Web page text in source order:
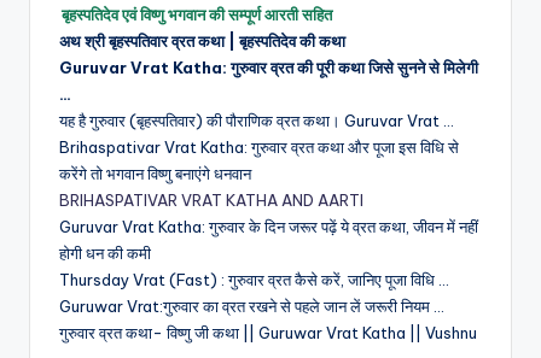
बृहस्पतिदेव एवं विष्णु भगवान की सम्पूर्ण आरती सहित
अथ श्री बृहस्पतिवार व्रत कथा | बृहस्पतिदेव की कथा
Guruvar Vrat Katha: गुरुवार व्रत की पूरी कथा जिसे सुनने से मिलेगी
…
यह है गुरुवार (बृहस्पतिवार) की पौराणिक व्रत कथा। Guruvar Vrat …
Brihaspativar Vrat Katha: गुरुवार व्रत कथा और पूजा इस विधि से
करेंगे तो भगवान विष्णु बनाएंगे धनवान
BRIHASPATIVAR VRAT KATHA AND AARTI
Guruvar Vrat Katha: गुरुवार के दिन जरूर पढ़ें ये व्रत कथा, जीवन में नहीं
होगी धन की कमी
Thursday Vrat (Fast) : गुरुवार व्रत कैसे करें, जानिए पूजा विधि …
Guruwar Vrat:गुरुवार का व्रत रखने से पहले जान लें जरूरी नियम …
गुरुवार व्रत कथा- विष्णु जी कथा || Guruwar Vrat Katha || Vushnu